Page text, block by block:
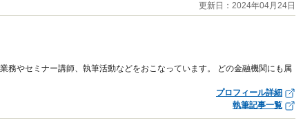
更新日：2024年04月24日
務やセミナー講師、執筆活動などをおこなっています。 どの金融機関にも属
プロフィール詳細
執筆記事一覧